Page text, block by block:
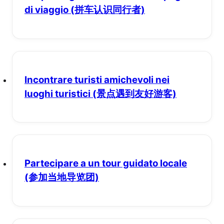
di viaggio (拼车认识同行者)
Incontrare turisti amichevoli nei
luoghi turistici (景点遇到友好游客)
Partecipare a un tour guidato locale
(参加当地导览团)